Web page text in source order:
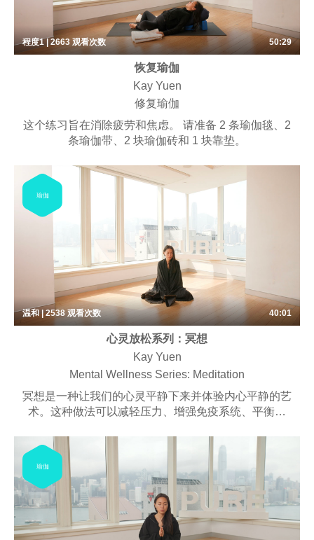
程度1 | 2663 观看次数 50:29
恢复瑜伽
Kay Yuen
修复瑜伽
这个练习旨在消除疲劳和焦虑。 请准备 2 条瑜伽毯、2
条瑜伽带、2 块瑜伽砖和 1 块靠垫。
瑜伽
温和 | 2538观看次数 40:01
心灵放松系列：冥想
Kay Yuen
Mental Wellness Series: Meditation
冥想是一种让我们的心灵平静下来并体验内心平静的艺
术。这种做法可以减轻压力、增强免疫系统、平衡情
不仅仅是一种放松，它还能让你积极地应对世界给你带
来的一切。我们特别设计的课程让您有机会有效地重置
身心，以全新的宁静面对世界。
瑜伽